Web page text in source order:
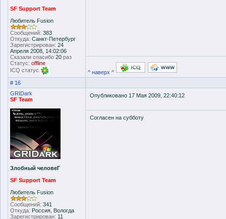
SF Support Team
Любитель Fusion
Сообщений: 383
Откуда: Санкт-Петербург
Зарегистрирован: 24
Апреля 2008, 14:02:06
Сказали спасибо 20 раз
Статус: offline
ICQ статус
^ наверх ^
# 16
GRIDark
SF Team
Злобный человеГ
SF Support Team
Любитель Fusion
Сообщений: 341
Откуда: Россия, Вологда
Зарегистрирован: 11
Опубликовано 17 Мая 2009, 22:40:12
Согласен на субботу